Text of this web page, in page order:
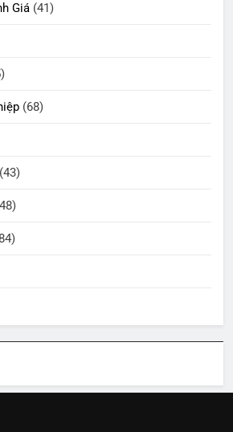
Giá (41)
(68)
(43)